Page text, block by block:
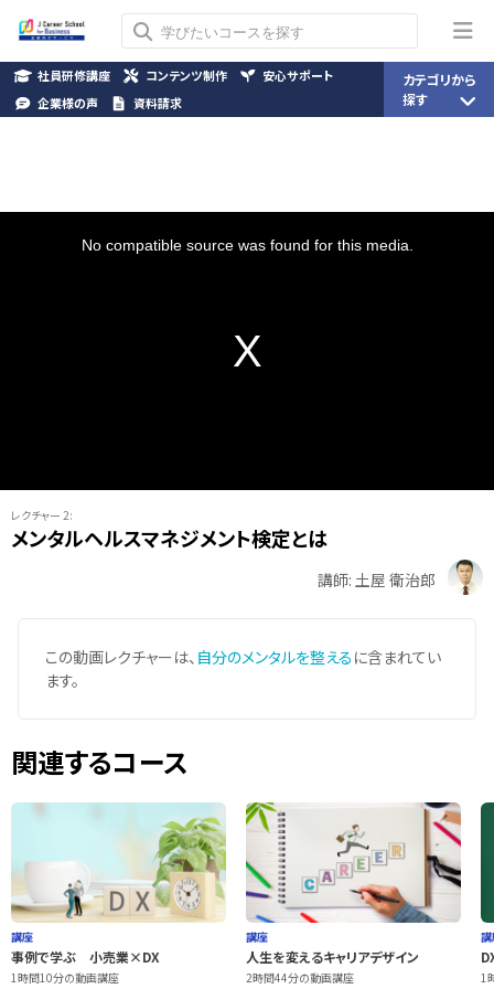
No compatible source was found for this media.
レクチャー 2:
メンタルヘルスマネジメント検定とは
講師: 土屋 衛治郎
この動画レクチャーは、 自分のメンタルを整える に含まれてい
ます。
関連するコース
講座
事例で学ぶ 小売業×DX
1時間10分の動画講座
講座
人生を変えるキャリアデザイン
2時間44分の動画講座
1
社員研修講座 コンテンツ制作
安心サポート
企業様の声
資料請求
カテゴリから
探す